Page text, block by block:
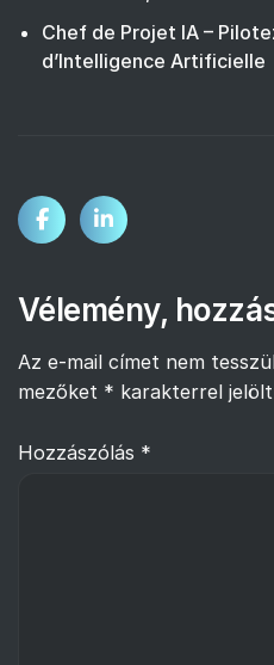
Chef de Projet IA –
d’Intelligence Artificielle
Vélemény,
Az e-mail címet nem
mezőket * karakterrel
Hozzászólás *